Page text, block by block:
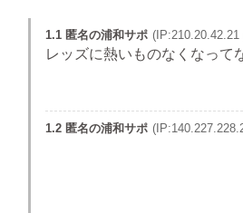
1.1 匿名の浦和サポ (IP:210.20.42.21
レッズに熱いものなくなって
1.2 匿名の浦和サポ